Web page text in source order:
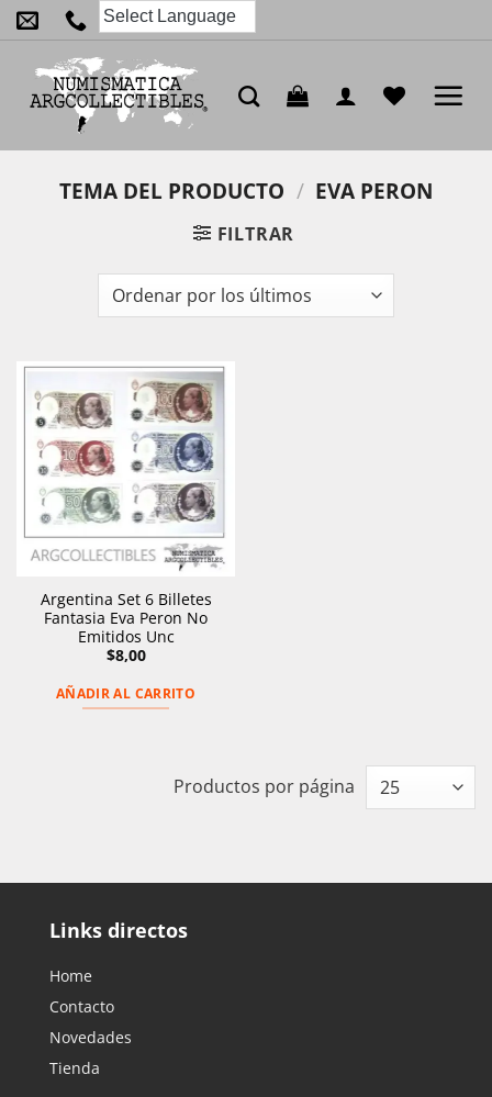
Saltar
al
contenido
TEMA DEL PRODUCTO / EVA PERON
FILTRAR
Argentina Set 6 Billetes
Fantasia Eva Peron No
Emitidos Unc
$8,00
AÑADIR AL CARRITO
Productos por página
Links directos
Home
Contacto
Novedades
Tienda